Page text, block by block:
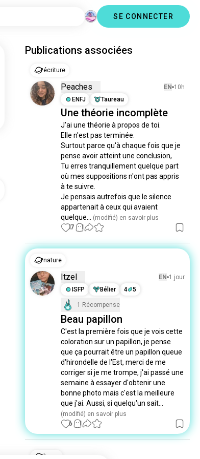
SE CONNECTER
Publications associées
écriture
Peaches EN 10h
ENFJ
Taureau
Une théorie incomplète
J'ai une théorie à propos de toi.
Elle n'est pas terminée.
Surtout parce qu'à chaque fois que je
pense avoir atteint une conclusion,
Tu erres tranquillement quelque part
où mes suppositions n'ont pas appris
à te suivre.
Je pensais autrefois que le silence
appartenait à ceux qui avaient
quelque...
(modifié) en savoir plus
17 1
nature
Itzel EN 1 jour
ISFP
Bélier 4 5
1 Récompense
Beau papillon
C'est la première fois que je vois cette
coloration sur un papillon, je pense
que ça pourrait être un papillon queue
d'hirondelle de l'Est, merci de me
corriger si je me trompe, j'ai passé une
semaine à essayer d'obtenir une
bonne photo mais c'est la meilleure
que j'ai. Aussi, si quelqu'un sait...
(modifié) en savoir plus
6 1
livres